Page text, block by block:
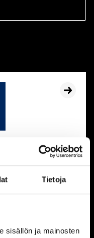
Tietoja
sisällön ja mainosten
- 20:00